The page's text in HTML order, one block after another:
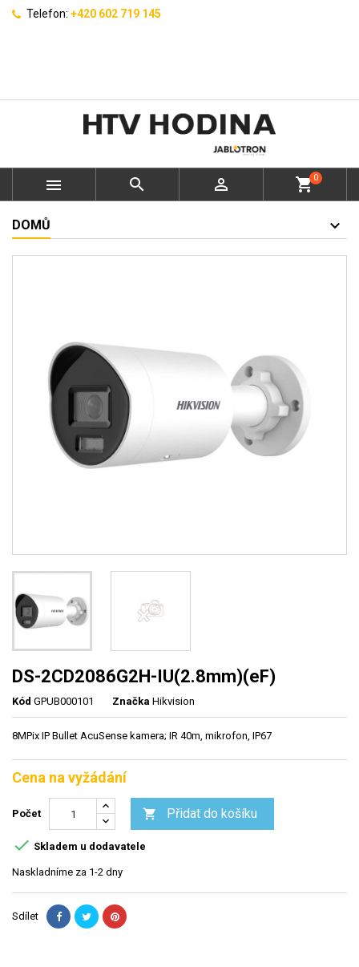
Telefon: +420 602 719 145
   shopping_cart0
DOMŮ
DS-2CD2086G2H-IU(2.8mm)(eF)
Kód GPUB000101 Značka Hikvision
8MPix IP Bullet AcuSense kamera; IR 40m, mikrofon, IP67
Cena na vyžádání
Počet  Přidat do košíku
 Skladem u dodavatele
Naskladníme za 1-2 dny
Sdílet